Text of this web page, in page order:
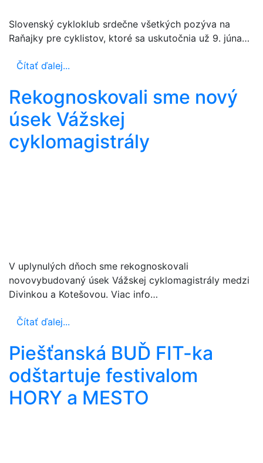
Slovenský cykloklub srdečne všetkých pozýva na
Raňajky pre cyklistov, ktoré sa uskutočnia už 9. júna…
Čítať ďalej...
Rekognoskovali sme nový
úsek Vážskej
cyklomagistrály
V uplynulých dňoch sme rekognoskovali
novovybudovaný úsek Vážskej cyklomagistrály medzi
Divinkou a Kotešovou. Viac info…
Čítať ďalej...
Piešťanská BUĎ FIT-ka
odštartuje festivalom
HORY a MESTO